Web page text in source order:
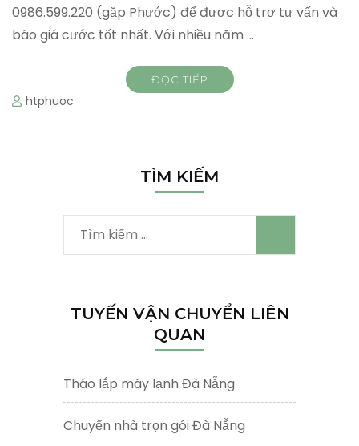
0986.599.220 (gặp Phước) để được hỗ trợ tư vấn và
báo giá cước tốt nhất. Với nhiều năm …
ĐỌC TIẾP
htphuoc
TÌM KIẾM
Tìm
kiếm
TUYẾN VẬN CHUYỂN LIÊN
QUAN
Tháo lắp máy lạnh Đà Nẵng
Chuyển nhà trọn gói Đà Nẵng